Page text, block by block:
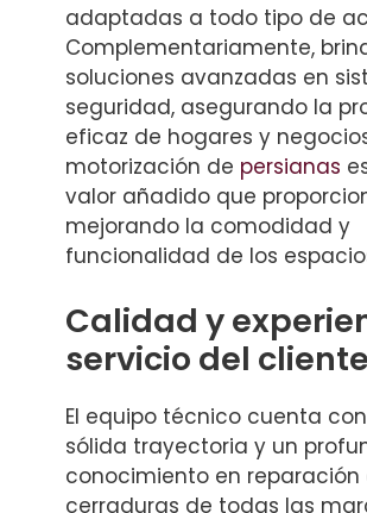
adaptadas a todo tipo de
Complementariamente,
soluciones avanzadas en
seguridad, asegurando la
eficaz de hogares y
motorización de persianas
valor añadido que
mejorando la comodidad y
funcionalidad de los
Calidad y
servicio del cliente
El equipo técnico cuenta
sólida trayectoria y un
conocimiento en reparación
cerraduras de todas las